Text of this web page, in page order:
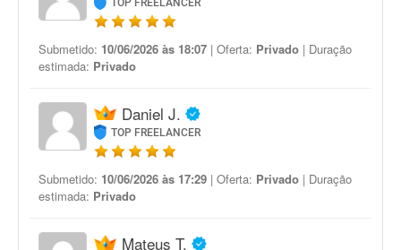
TOP FREELANCER
Submetido: 10/06/2026 às 18:07 | Oferta: Privado | Duração
estimada: Privado
Daniel J.
TOP FREELANCER
Submetido: 10/06/2026 às 17:29 | Oferta: Privado | Duração
estimada: Privado
Mateus T.